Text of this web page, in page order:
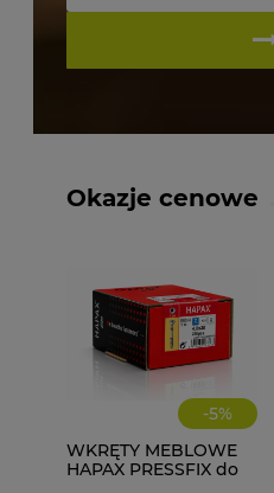
Okazje cenowe
-5%
WKRĘTY MEBLOWE
HAPAX PRESSFIX do